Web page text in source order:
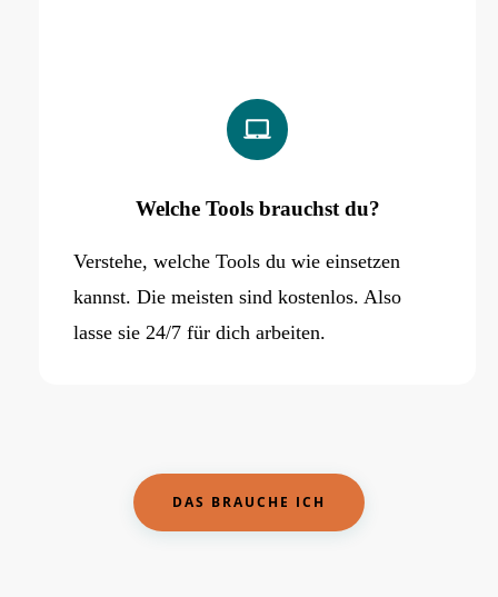
Welche Tools brauchst du?
Verstehe, welche Tools du wie einsetzen
kannst. Die meisten sind kostenlos. Also
lasse sie 24/7 für dich arbeiten.
DAS BRAUCHE ICH